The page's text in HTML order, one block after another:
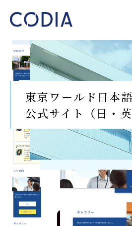
東京ワールド日本
公式サイト（日・英
Top